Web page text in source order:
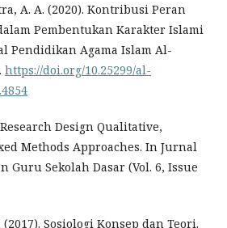
A. A. (2020). Kontribusi Peran
Pembentukan Karakter Islami
Pendidikan Agama Islam Al-
https://doi.org/10.25299/al-
Design Qualitative,
Methods Approaches. In Jurnal
Guru Sekolah Dasar (Vol. 6, Issue
(2017). Sosiologi Konsep dan Teori.